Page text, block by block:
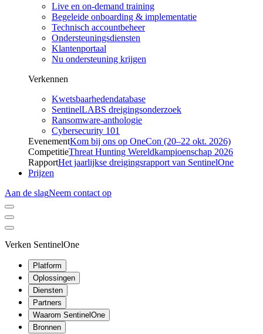
Live en on-demand training
Begeleide onboarding & implementatie
Technisch accountbeheer
Ondersteuningsdiensten
Klantenportaal
Nu ondersteuning krijgen
Verkennen
Kwetsbaarhedendatabase
SentinelLABS dreigingsonderzoek
Ransomware-anthologie
Cybersecurity 101
EvenementKom bij ons op OneCon (20–22 okt. 2026)
CompetitieThreat Hunting Wereldkampioenschap 2026
RapportHet jaarlijkse dreigingsrapport van SentinelOne
Prijzen
Aan de slagNeem contact op
Verken SentinelOne
Platform
Oplossingen
Diensten
Partners
Waarom SentinelOne
Bronnen